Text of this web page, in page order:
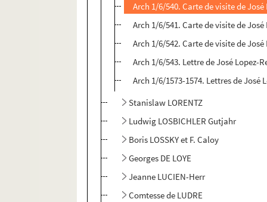
Arch 1/6/540. Carte de visite de José
Arch 1/6/541. Carte de visite de José
Arch 1/6/542. Carte de visite de José
Arch 1/6/543. Lettre de José Lopez-
Arch 1/6/1573-1574. Lettres de José
Stanislaw LORENTZ
Ludwig LOSBICHLER Gutjahr
Boris LOSSKY et F. Caloy
Georges DE LOYE
Jeanne LUCIEN-Herr
Comtesse de LUDRE